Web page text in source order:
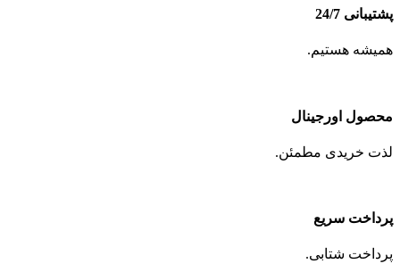
پشتیبانی 24/7
همیشه هستیم.
محصول اورجینال
لذت خریدی مطمئن.
پرداخت سریع
پرداخت شتابی.